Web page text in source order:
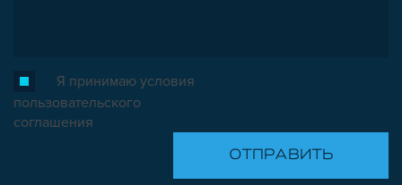
Я принимаю условия
пользовательского
соглашения